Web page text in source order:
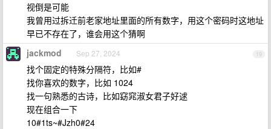
视倒是可能
我曾用过拆迁前老家地址里面的所有数字，用这个密码时这地址
早已不存在了，谁会用这个猜啊
19
jackmod Sep 27, 2024
找个固定的特殊分隔符，比如#
找你喜欢的数字，比如 1024
找一句熟悉的古诗，比如窈窕淑女君子好逑
现在组合一下
10#1ts~#Jzh0#24